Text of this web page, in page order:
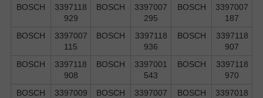
BOSCH
3397118
929
BOSCH
3397007
295
BOSCH
3397007
187
BOSCH
3397007
115
BOSCH
3397118
936
BOSCH
3397118
907
BOSCH
3397118
908
BOSCH
3397001
543
BOSCH
3397118
970
BOSCH
3397009
BOSCH
3397007
BOSCH
3397018